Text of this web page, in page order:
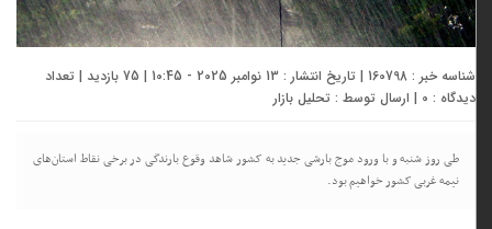
شناسه خبر : 160798 | تاریخ انتشار : 13 نوامبر 2025 - 10:45 | 75 بازدید | تعداد
دیدگاه :0 | ارسال توسط :تحلیل بازار
طی روز شنبه و با ورود موج بارشی جدید به کشور شاهد وقوع بارندگی در برخی نقاط استان‌های
نیمه غربی کشور خواهیم بود.